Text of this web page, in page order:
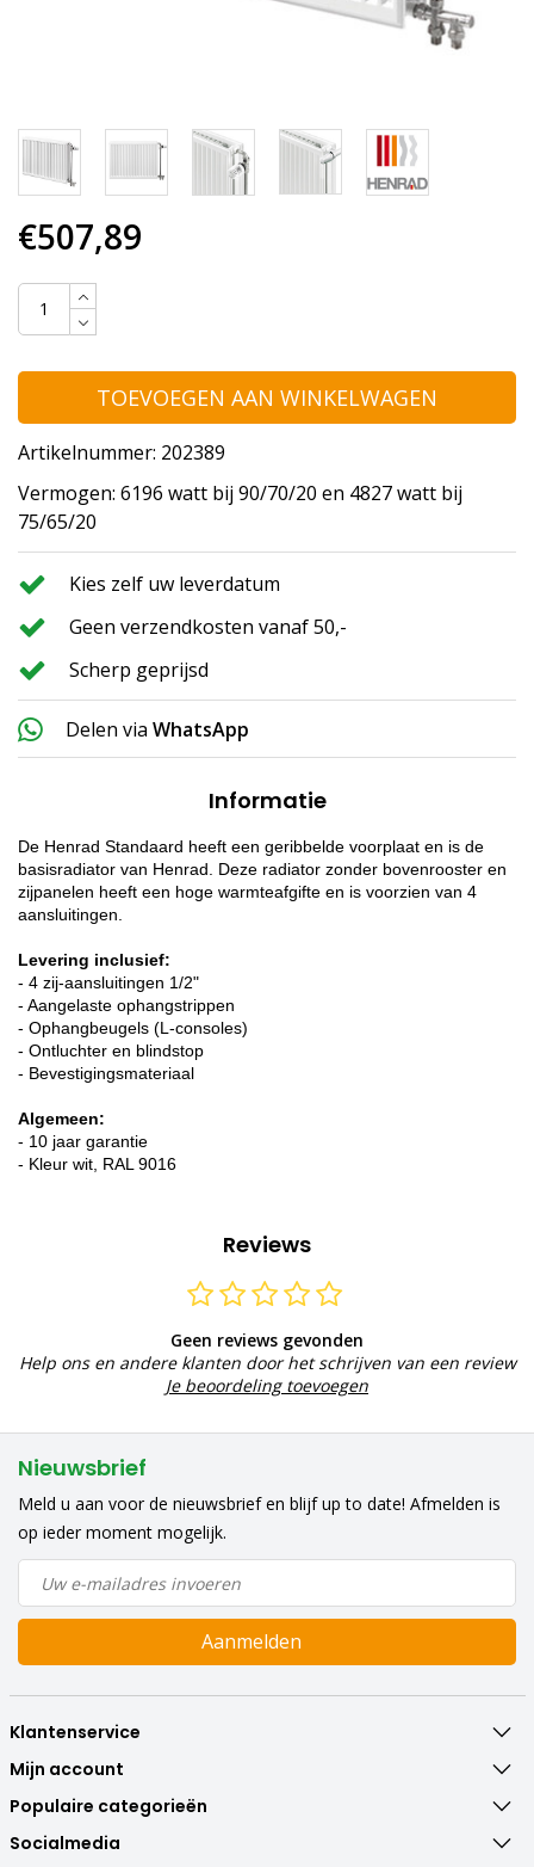
€507,89
TOEVOEGEN AAN WINKELWAGEN
Artikelnummer: 202389
Vermogen: 6196 watt bij 90/70/20 en 4827 watt bij
75/65/20
Kies zelf uw leverdatum
Geen verzendkosten vanaf 50,-
Scherp geprijsd
Delen via WhatsApp
Informatie
De Henrad Standaard heeft een geribbelde voorplaat en is de
basisradiator van Henrad. Deze radiator zonder bovenrooster en
zijpanelen heeft een hoge warmteafgifte en is voorzien van 4
aansluitingen.
Levering inclusief:
- 4 zij-aansluitingen 1/2"
- Aangelaste ophangstrippen
- Ophangbeugels (L-consoles)
- Ontluchter en blindstop
- Bevestigingsmateriaal
Algemeen:
- 10 jaar garantie
- Kleur wit, RAL 9016
Reviews
Geen reviews gevonden
Help ons en andere klanten door het schrijven van een review
Je beoordeling toevoegen
Nieuwsbrief
Meld u aan voor de nieuwsbrief en blijf up to date! Afmelden is
op ieder moment mogelijk.
Aanmelden
Klantenservice
Mijn account
Populaire categorieën
Socialmedia